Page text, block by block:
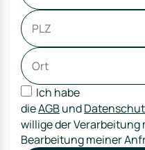
Ich habe
dieAGBund
willige der Verarbeitung
Bearbeitung meiner